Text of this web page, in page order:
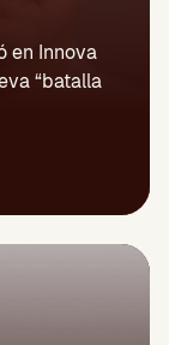
en Innova
“batalla